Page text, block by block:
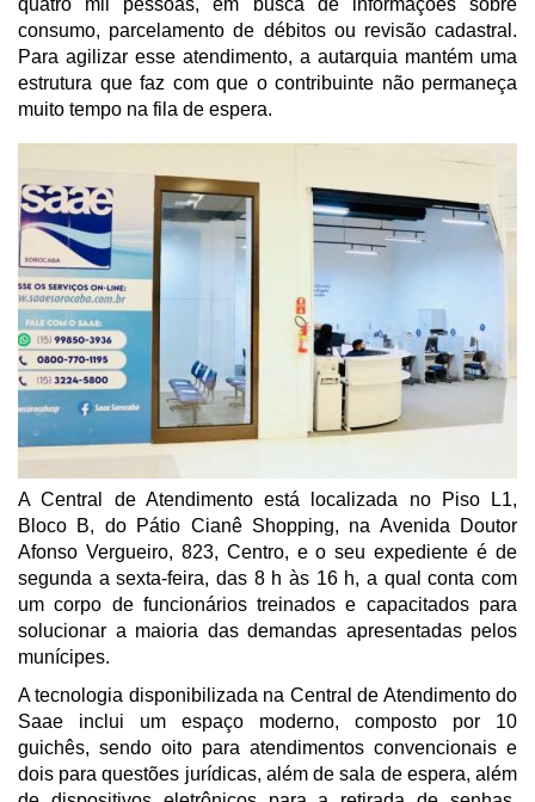
consumo, parcelamento de débitos ou revisão cadastral.
Para agilizar esse atendimento, a autarquia mantém uma
estrutura que faz com que o contribuinte não permaneça
muito tempo na fila de espera.
A Central de Atendimento está localizada no Piso L1,
Bloco B, do Pátio Cianê Shopping, na Avenida Doutor
Afonso Vergueiro, 823, Centro, e o seu expediente é de
segunda a sexta-feira, das 8 h às 16 h, a qual conta com
um corpo de funcionários treinados e capacitados para
solucionar a maioria das demandas apresentadas pelos
munícipes.
A tecnologia disponibilizada na Central de Atendimento do
Saae inclui um espaço moderno, composto por 10
guichês, sendo oito para atendimentos convencionais e
dois para questões jurídicas, além de sala de espera, além